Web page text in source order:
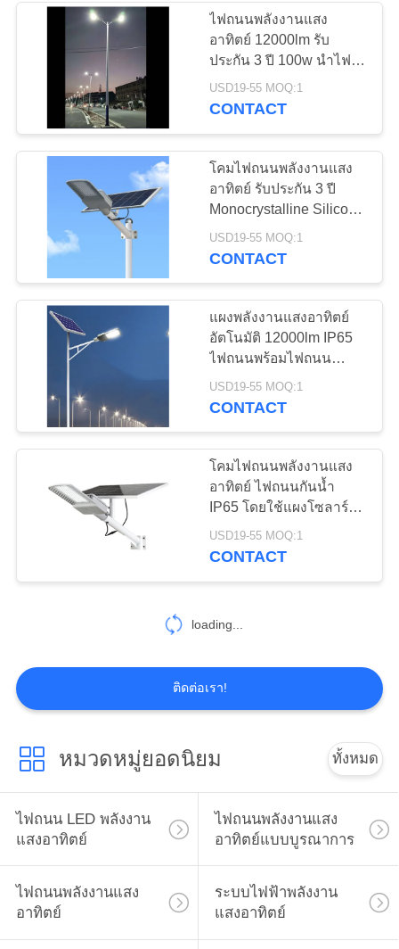
โคมไฮเบย์ LED
138
ไฟ LED น้ำท่วม
ปั้มน้ำพลังงานแสง
ไฟถนน LED กลาง
แจ้ง
80
ไฟ LED ในร่ม
16
ไฟถนนพลังงานแสง
อาทิตย์ 12000lm รับ
ประกัน 3 ปี 100w นำไฟ
ถนนพลังงานแสงอาทิตย์
กลางแจ้ง
USD19-55 MOQ:1
CONTACT
โคมไฟถนนพลังงานแสง
อาทิตย์ รับประกัน 3 ปี
Monocrystalline Silicon
Time Control Outdoor
USD19-55 MOQ:1
CONTACT
แผงพลังงานแสงอาทิตย์
อัตโนมัติ 12000lm IP65
ไฟถนนพร้อมไฟถนน
พลังงานแสงอาทิตย์แบบ
โมโน
USD19-55 MOQ:1
CONTACT
โคมไฟถนนพลังงานแสง
อาทิตย์ ไฟถนนกันน้ำ
IP65 โดยใช้แผงโซลาร์
เซลล์สำหรับบ้าน
USD19-55 MOQ:1
CONTACT
loading...
ติดต่อเรา!
หมวดหมู่ยอดนิยม ทั้งหมด
ไฟถนน LED พลังงาน
แสงอาทิตย์
ไฟถนนพลังงานแสง
อาทิตย์แบบบูรณาการ
ไฟถนนพลังงานแสง
อาทิตย์
ระบบไฟฟ้าพลังงาน
แสงอาทิตย์